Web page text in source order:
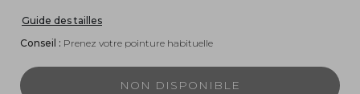
Guide des tailles
Conseil : Prenez votre pointure habituelle
NON DISPONIBLE